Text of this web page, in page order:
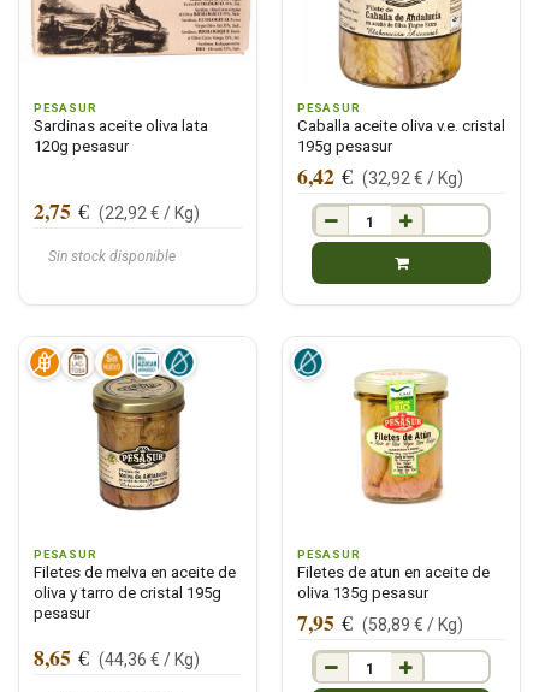
PESASUR
Sardinas aceite oliva lata
120g pesasur
Sin stock disponible
2,75 € (22,92 € / Kg)
PESASUR
Caballa aceite oliva v.e. cristal
195g pesasur
6,42 € (32,92 € / Kg)
PESASUR
Filetes de melva en aceite de
oliva y tarro de cristal 195g
pesasur
8,65 € (44,36 € / Kg)
PESASUR
Filetes de atun en aceite de
oliva 135g pesasur
7,95 € (58,89 € / Kg)